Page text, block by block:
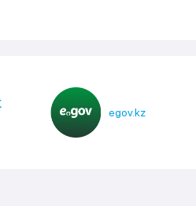
egov.kz